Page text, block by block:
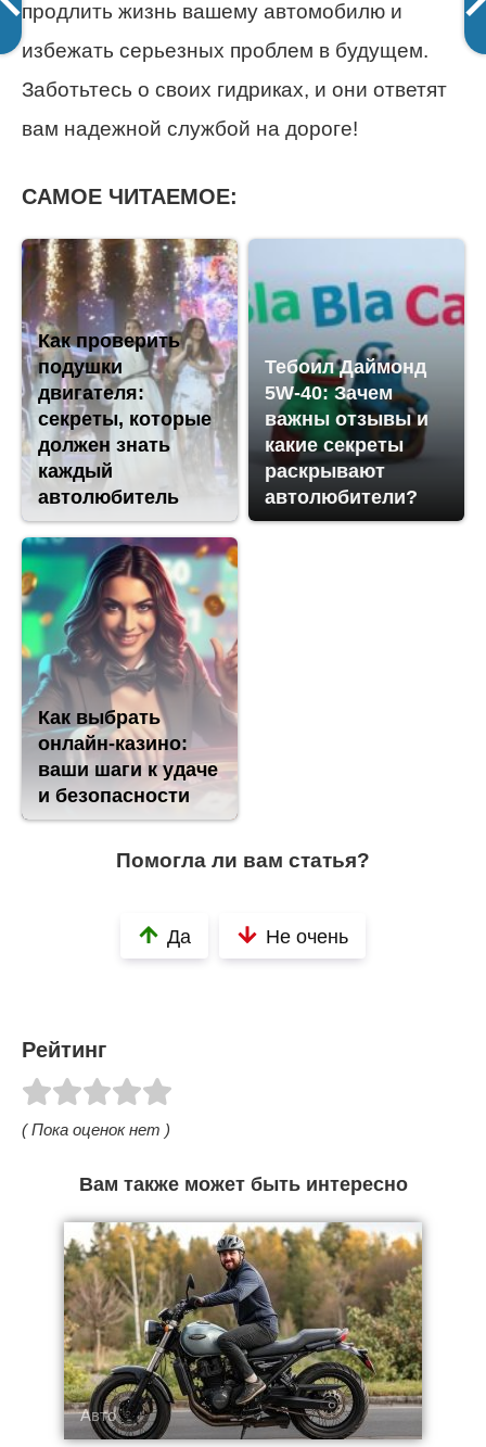
продлить жизнь вашему автомобилю и
избежать серьезных проблем в будущем.
Заботьтесь о своих гидриках, и они ответят
вам надежной службой на дороге!
САМОЕ ЧИТАЕМОЕ:
Как проверить
подушки
двигателя:
секреты, которые
должен знать
каждый
автолюбитель
Тебоил Даймонд
5W-40: Зачем
важны отзывы и
какие секреты
раскрывают
автолюбители?
Как выбрать
онлайн-казино:
ваши шаги к удаче
и безопасности
Помогла ли вам статья?
Да Не очень
Рейтинг
( Пока оценок нет )
Вам также может быть интересно
Авто